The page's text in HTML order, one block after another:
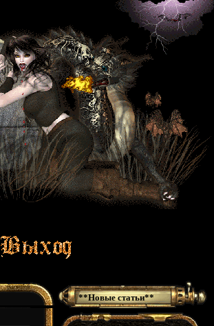
**Новые статьи**